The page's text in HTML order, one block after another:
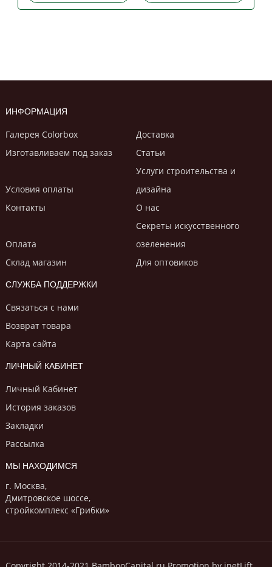
ИНФОРМАЦИЯ
Галерея Colorbox
Доставка
Изготавливаем под заказ
Статьи
Условия оплаты
Услуги строительствa и
дизайнa
Контакты
О нас
Оплата
Секреты искусственного
озеленения
Склад магазин
Для оптовиков
СЛУЖБА ПОДДЕРЖКИ
Связаться с нами
Возврат товара
Карта сайта
ЛИЧНЫЙ КАБИНЕТ
Личный Кабинет
История заказов
Закладки
Рассылка
МЫ НАХОДИМСЯ
г. Москва,
Дмитровское шоссе,
стройкомплекс «Грибки»